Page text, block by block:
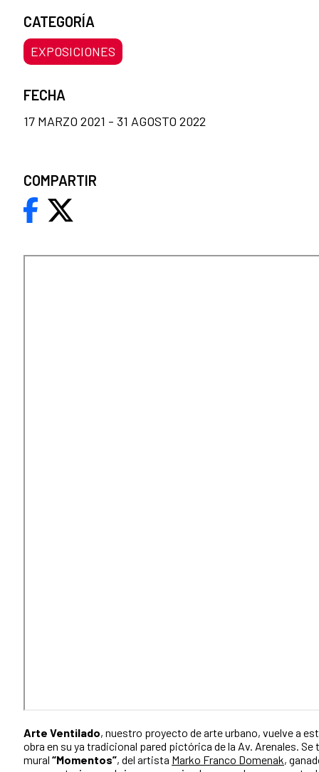
Arte Ventilado, nuestro proyecto de arte urbano, vuelve a
obra en su ya tradicional pared pictórica de la Av. Arenales. Se
mural “Momentos”, del artista Marko Franco Domenak,
CATEGORÍA
EXPOSICIONES
FECHA
17 MARZO 2021 - 31 AGOSTO 2022
COMPARTIR